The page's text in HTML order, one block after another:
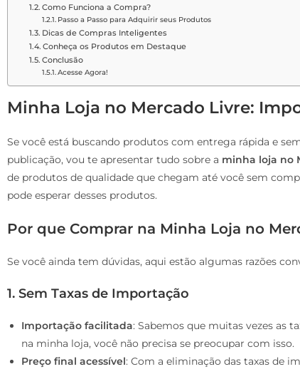
Como Funciona a Compra?
Passo a Passo para Adquirir seus Produtos
Dicas de Compras Inteligentes
Conheça os Produtos em Destaque
Conclusão
Acesse Agora!
Minha Loja no Mercado Livre:
Se você está buscando produtos com entrega rápida e
publicação, vou te apresentar tudo sobre a minha loja no
de produtos de qualidade que chegam até você sem
pode esperar desses produtos.
Por que Comprar na Minha Loja no
Se você ainda tem dúvidas, aqui estão algumas razões
1. Sem Taxas de Importação
Importação facilitada: Sabemos que muitas vezes as
na minha loja, você não precisa se preocupar com isso.
Preço final acessível: Com a eliminação das taxas de